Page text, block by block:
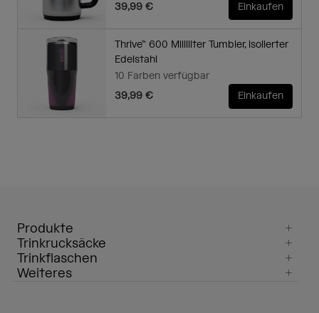
39,99 €
Einkaufen
Thrive™ 600 Milliliter Tumbler, isolierter
Edelstahl
10 Farben verfügbar
39,99 €
Einkaufen
Produkte
Trinkrucksäcke
Trinkflaschen
Weiteres